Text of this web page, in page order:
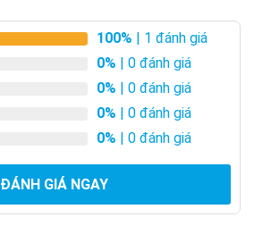
100% | 1 đánh giá
0% | 0 đánh giá
0% | 0 đánh giá
0% | 0 đánh giá
0% | 0 đánh giá
ĐÁNH GIÁ NGAY